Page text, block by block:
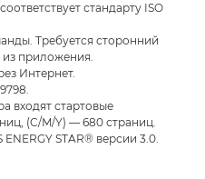
стандарту ISO
Требуется сторонний
приложения.
Интернет.
входят стартовые
(C/M/Y) — 680 страниц.
STAR® версии 3.0.